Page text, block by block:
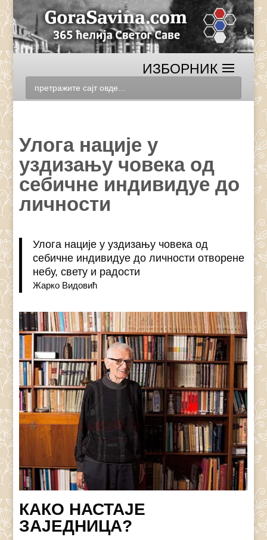
Улога нације у
уздизању човека од
себичне индивидуе до
личности
Улога нације у уздизању човека од
себичне индивидуе до личности отворене
небу, свету и радости
Жарко Видовић
КАКО НАСТАЈЕ
ЗАЈЕДНИЦА?